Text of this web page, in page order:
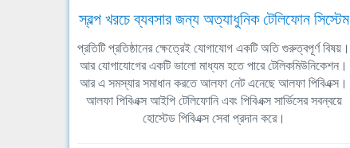
স্বল্প খরচে ব্যবসার জন্য অত্যাধুনিক টেলিফোন সিস্টেম
প্রতিটি প্রতিষ্ঠানের ক্ষেত্রেই যোগাযোগ একটি অতি গুরুত্বপূর্ণ বিষয়।
আর যোগাযোগের একটি ভালো মাধ্যম হতে পারে টেলিকমিউনিকেশন।
আর এ সমস্যার সমাধান করতে আলফা নেট এনেছে আলফা পিবিএক্স।
আলফা পিবিএক্স আইপি টেলিফোনি এবং পিবিএক্স সার্ভিসের সবন্বয়ে
হোস্টেড পিবিএক্স সেবা প্রদান করে।